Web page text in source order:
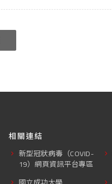
相關連結
新型冠狀病毒（COVID-
19）網頁資訊平台專區